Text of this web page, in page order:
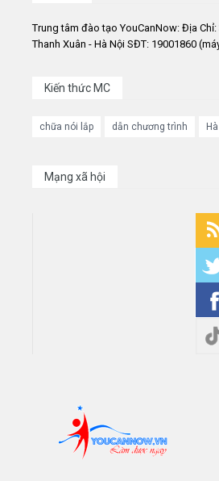
Trung tâm đào tạo YouCanNow: Địa
Thanh Xuân - Hà Nội SĐT: 19001860
Kiến thức MC
chữa nói lắp dẫn chương trình
Mạng xã hội